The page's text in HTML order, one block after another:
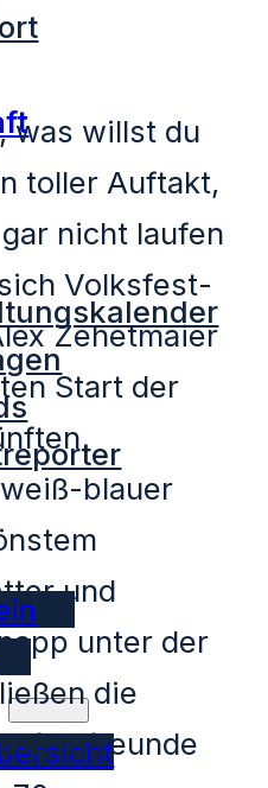
was willst du
toller Auftakt,
nicht laufen
Volksfest-
Zehetmaier
Start der
blauer
und
unter der
die